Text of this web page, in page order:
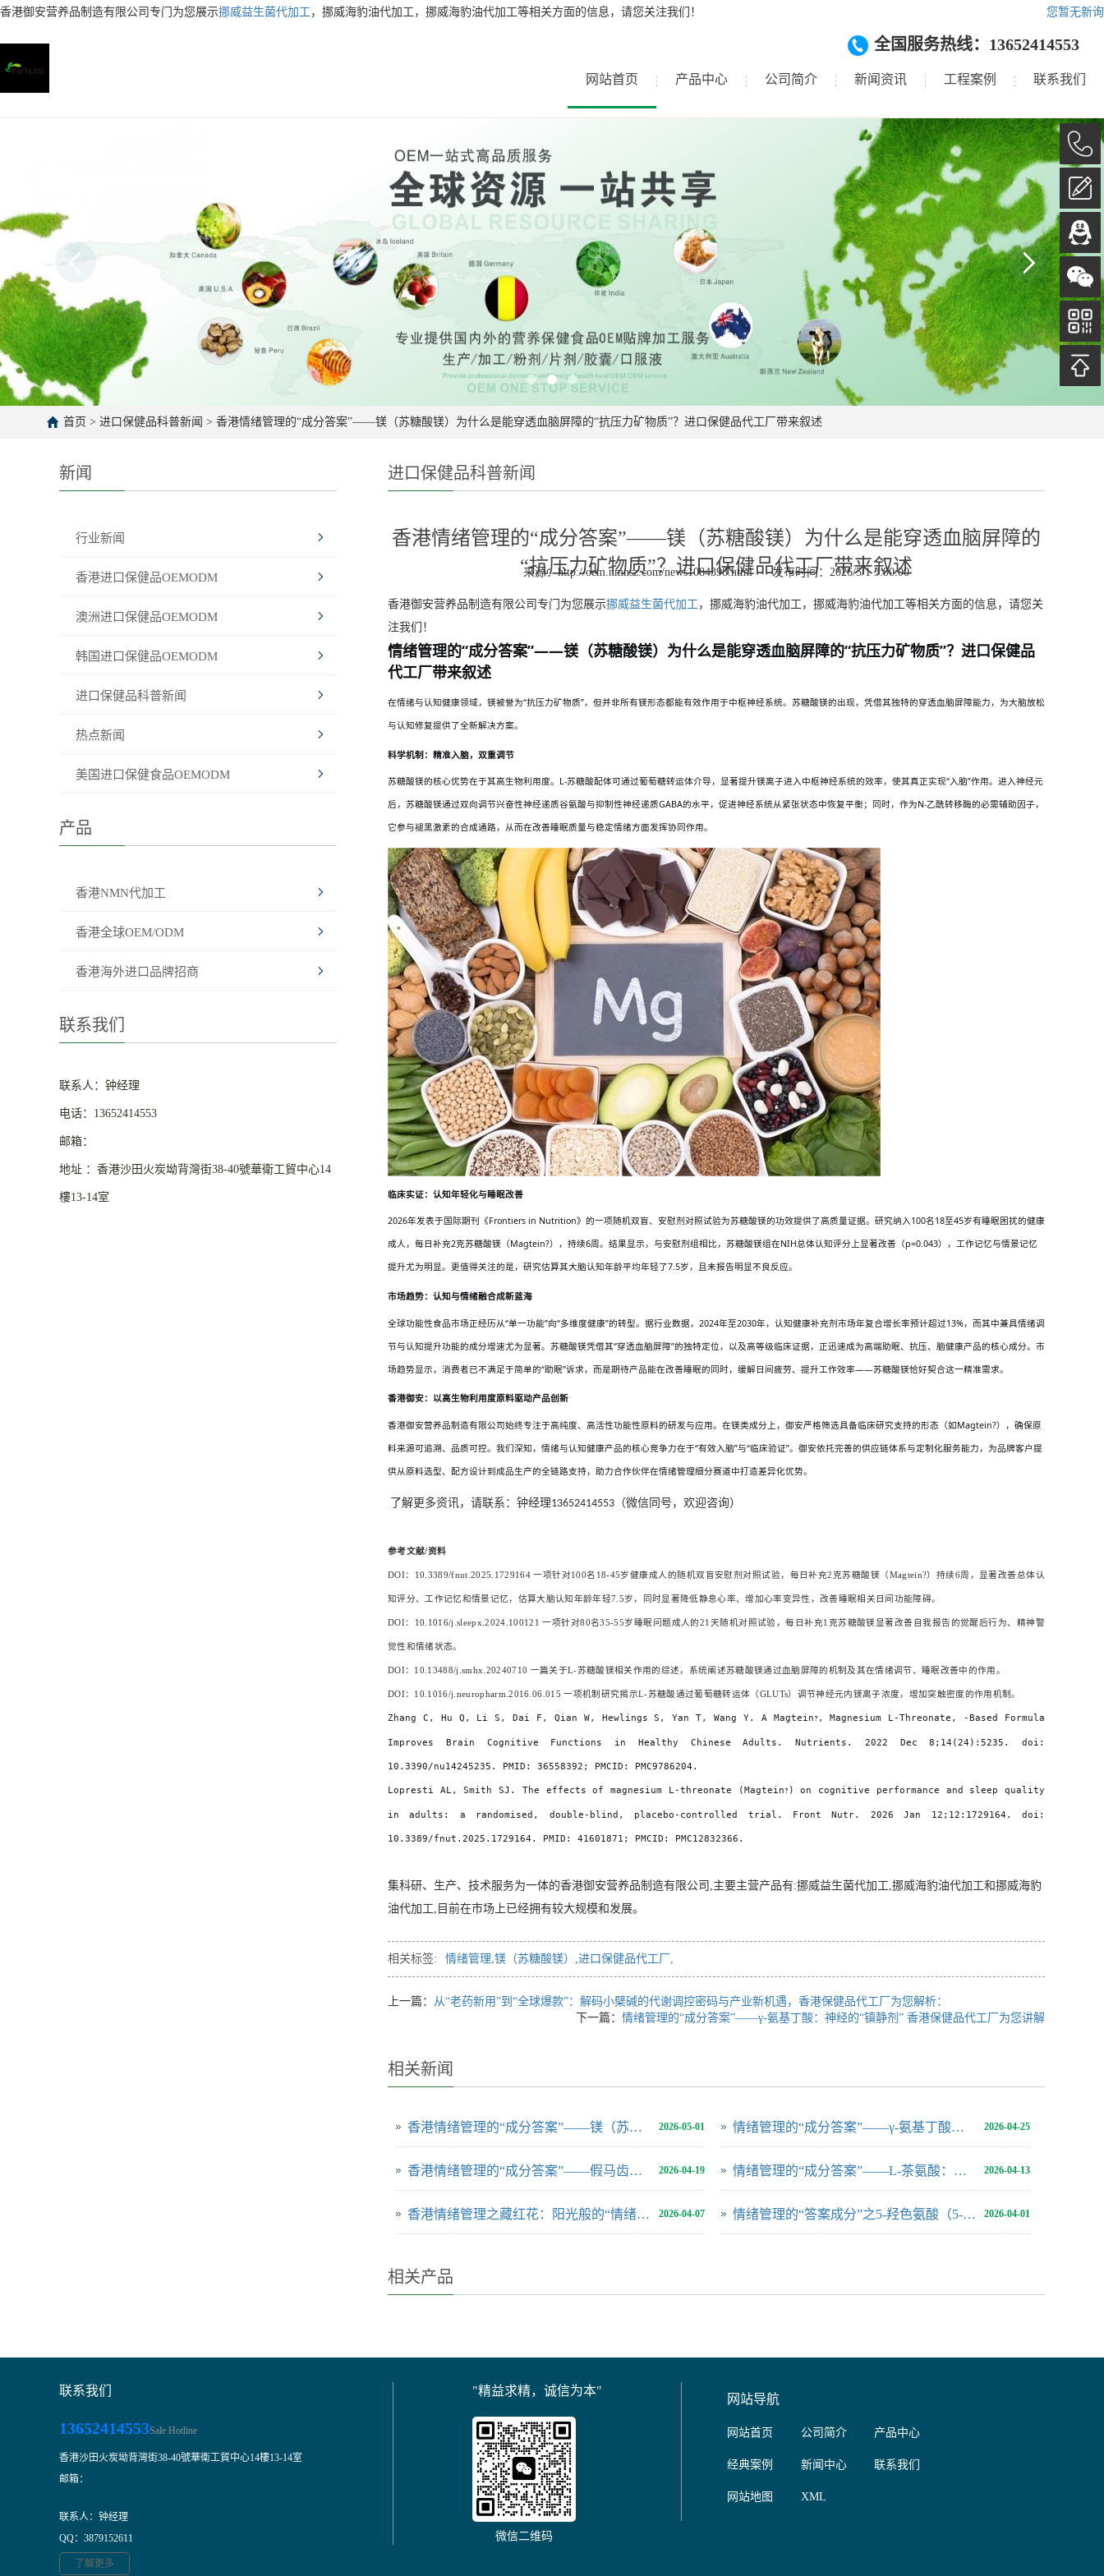
香港御安营养品制造有限公司专门为您展示挪威益生菌代加工 ，挪威海豹油代加工，挪威海豹油代加工等相关方面的信息，请您关注我们！ 您暂无新
网站首页 产品中心 公司简介 新闻资讯 工程案例 联系我们
全国服务热线：13652414553
首页 > 进口保健品科普新闻 > 香港情绪管理的“成分答案”——镁（苏糖酸镁）为什么是能穿透血脑屏障的“抗压力矿物质”？进口保健品代工厂带来叙述
新闻
行业新闻
香港进口保健品OEMODM
澳洲进口保健品OEMODM
韩国进口保健品OEMODM
进口保健品科普新闻
热点新闻
美国进口保健食品OEMODM
产品
香港NMN代加工
香港全球OEM/ODM
香港海外进口品牌招商
联系我们
联系人：钟经理
电话：13652414553
邮箱：
地址 ：香港沙田火炭坳背灣街38-40號華衛工貿中心14
樓13-14室
进口保健品科普新闻
香港情绪管理的“成分答案”——镁（苏糖酸镁）为什么是能穿透血脑屏障的
“抗压力矿物质”？进口保健品代工厂带来叙述
来源：http://oem.nmnsz.com/news1084398.html 发布时间：2026/5/1 3:00:00
香港御安营养品制造有限公司专门为您展示挪威益生菌代加工 ，挪威海豹油代加工，挪威海豹油代加工等相关方面的信息，请您关
注我们！
情绪管理的“成分答案”——镁（苏糖酸镁）为什么是能穿透血脑屏障的“抗压力矿物质”？进口保健品
代工厂带来叙述
在情绪与认知健康领域，镁被誉为“抗压力矿物质”，但并非所有镁形态都能有效作用于中枢神经系统。苏糖酸镁的出现，凭借其独特的穿透血脑屏障能力，为大脑放松
与认知修复提供了全新解决方案。
科学机制：精准入脑，双重调节
苏糖酸镁的核心优势在于其高生物利用度。 L-苏糖酸配体可通过葡萄糖转运体介导，显著提升镁离子进入中枢神经系统的效率，使其真正实现“入脑”作用。进入神经元
后，苏糖酸镁通过双向调节兴奋性神经递质谷氨酸与抑制性神经递质GABA的水平，促进神经系统从紧张状态中恢复平衡；同时，作为N-乙酰转移酶的必需辅助因子，
它参与褪黑激素的合成通路，从而在改善睡眠质量与稳定情绪方面发挥协同作用。
临床实证：认知年轻化与睡眠改善
2026年发表于国际期刊《Frontiers in Nutrition》的一项随机双盲、安慰剂对照试验为苏糖酸镁的功效提供了高质量证据。研究纳入100名18至45岁有睡眠困扰的健康
成人，每日补充2克苏糖酸镁（Magtein?），持续6周。结果显示，与安慰剂组相比，苏糖酸镁组在NIH总体认知评分上显著改善（p=0.043），工作记忆与情景记忆
提升尤为明显。更值得关注的是，研究估算其大脑认知年龄平均年轻了7.5岁，且未报告明显不良反应。
市场趋势：认知与情绪融合成新蓝海
全球功能性食品市场正经历从“单一功能”向“多维度健康”的转型。据行业数据，2024年至2030年，认知健康补充剂市场年复合增长率预计超过13%，而其中兼具情绪调
节与认知提升功能的成分增速尤为显著。苏糖酸镁凭借其“穿透血脑屏障”的独特定位，以及高等级临床证据，正迅速成为高端助眠、抗压、脑健康产品的核心成分。市
场趋势显示，消费者已不满足于简单的“助眠”诉求，而是期待产品能在改善睡眠的同时，缓解日间疲劳、提升工作效率——苏糖酸镁恰好契合这一精准需求。
香港御安：以高生物利用度原料驱动产品创新
香港御安营养品制造有限公司始终专注于高纯度、高活性功能性原料的研发与应用。在镁类成分上，御安严格筛选具备临床研究支持的形态（如Magtein?），确保原
料来源可追溯、品质可控。我们深知，情绪与认知健康产品的核心竞争力在于“有效入脑”与“临床验证”。御安依托完善的供应链体系与定制化服务能力，为品牌客户提
供从原料选型、配方设计到成品生产的全链路支持，助力合作伙伴在情绪管理细分赛道中打造差异化优势。
了解更多资讯，请联系：钟经理13652414553（微信同号，欢迎咨询）
参考文献/资料
DOI：10.3389/fnut.2025.1729164 一项针对100名18-45岁健康成人的随机双盲安慰剂对照试验，每日补充2克苏糖酸镁（Magtein?）持续6周，显著改善总体认
知评分、工作记忆和情景记忆，估算大脑认知年龄年轻7.5岁，同时显著降低静息心率、增加心率变异性，改善睡眠相关日间功能障碍。
DOI：10.1016/j.sleepx.2024.100121 一项针对80名35-55岁睡眠问题成人的21天随机对照试验，每日补充1克苏糖酸镁显著改善自我报告的觉醒后行为、精神警
觉性和情绪状态。
DOI：10.13488/j.smhx.20240710 一篇关于L-苏糖酸镁相关作用的综述，系统阐述苏糖酸镁通过血脑屏障的机制及其在情绪调节、睡眠改善中的作用。
DOI：10.1016/j.neuropharm.2016.06.015 一项机制研究揭示L-苏糖酸通过葡萄糖转运体（GLUTs）调节神经元内镁离子浓度，增加突触密度的作用机制。
Zhang C, Hu Q, Li S, Dai F, Qian W, Hewlings S, Yan T, Wang Y. A Magtein ? , Magnesium L-Threonate, -Based Formula
Improves Brain Cognitive Functions in Healthy Chinese Adults. Nutrients. 2022 Dec 8;14(24):5235. doi:
10.3390/nu14245235. PMID: 36558392; PMCID: PMC9786204.
Lopresti AL, Smith SJ. The effects of magnesium L-threonate (Magtein ? ) on cognitive performance and sleep quality
in adults: a randomised, double-blind, placebo-controlled trial. Front Nutr. 2026 Jan 12;12:1729164. doi:
10.3389/fnut.2025.1729164. PMID: 41601871; PMCID: PMC12832366.
集科研、生产、技术服务为一体的香港御安营养品制造有限公司,主要主营产品有:挪威益生菌代加工,挪威海豹油代加工和挪威海豹
油代加工,目前在市场上已经拥有较大规模和发展。
相关标签: 情绪管理 镁（苏糖酸镁） 进口保健品代工厂
上一篇：
从“老药新用”到“全球爆款”：解码小檗碱的代谢调控密码与产业新机遇，香港保健品代工厂为您解析：
下一篇： 情绪管理的“成分答案”——γ-氨基丁酸：神经的“镇静剂” 香港保健品代工厂为您讲解
相关新闻
2026-05-01
香港情绪管理的“成分答案”——镁（苏糖酸镁）为什么是能穿透血脑屏障的“抗压力矿物质”？进口保健品代工厂带来叙述 2026-04-25
情绪管理的“成分答案”——γ-氨基丁酸：神经的“镇静剂” 香港保健品代工厂为您讲解
2026-04-19
香港情绪管理的“成分答案”——假马齿苋 为何称为“认知与情绪调节剂”，进口保健品代工厂带来阐释 2026-04-13
情绪管理的“成分答案”——L-茶氨酸：平静的“专注者”，香港保健品代工厂带来解说
2026-04-07
香港情绪管理之藏红花：阳光般的“情绪提升者”？进口保健品代工厂带来分析 2026-04-01
情绪管理的“答案成分”之5-羟色氨酸（5-HTP）：为何是快乐的“原料”？香港保健品代工厂为您解析
相关产品
联系我们
13652414553Sale Hotline
香港沙田火炭坳背灣街38-40號華衛工貿中心14樓13-14室
邮箱：
联系人：钟经理
QQ：3879152611
了解更多
"精益求精，诚信为本"
微信二维码
网站导航
网站首页 公司简介 产品中心
经典案例 新闻中心 联系我们
网站地图 XML
服务热线：
请问有什么可以帮助您？
*
提交留言 AI客服